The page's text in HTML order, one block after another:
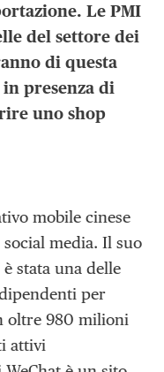
Le PMI
del settore dei
di questa
in presenza di
uno shop
mobile cinese
media. Il suo
è stata una delle
per
oltre 980 milioni
attivi